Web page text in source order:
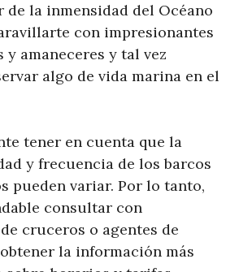
de la inmensidad del Océano
con impresionantes
y amaneceres y tal vez
algo de vida marina en el
tener en cuenta que la
y frecuencia de los barcos
pueden variar. Por lo tanto,
consultar con
cruceros o agentes de
la información más